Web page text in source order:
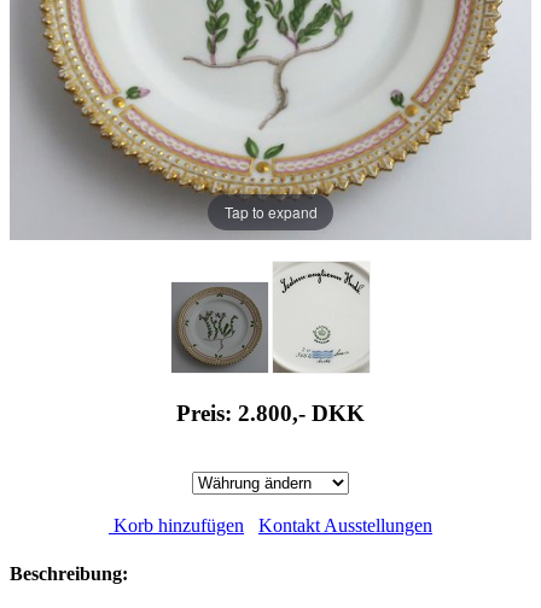
Tap to expand
Preis: 2.800,- DKK
Korb hinzufügen Kontakt Ausstellungen
Beschreibung: